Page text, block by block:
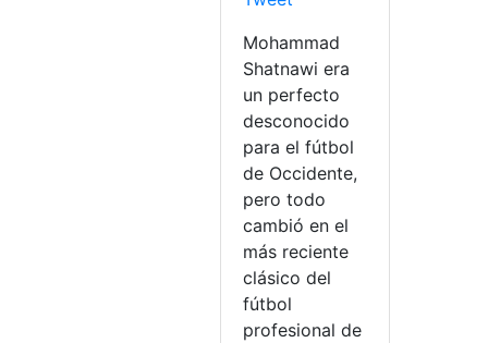
Mohammad
Shatnawi era
un perfecto
desconocido
para el fútbol
de Occidente,
pero todo
cambió en el
más reciente
clásico del
fútbol
profesional de